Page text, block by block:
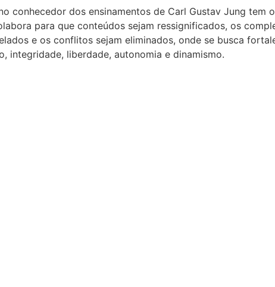
conhecedor dos ensinamentos de Carl Gustav Jung tem
para que conteúdos sejam ressignificados, os
e os conflitos sejam eliminados, onde se busca
integridade, liberdade, autonomia e dinamismo.